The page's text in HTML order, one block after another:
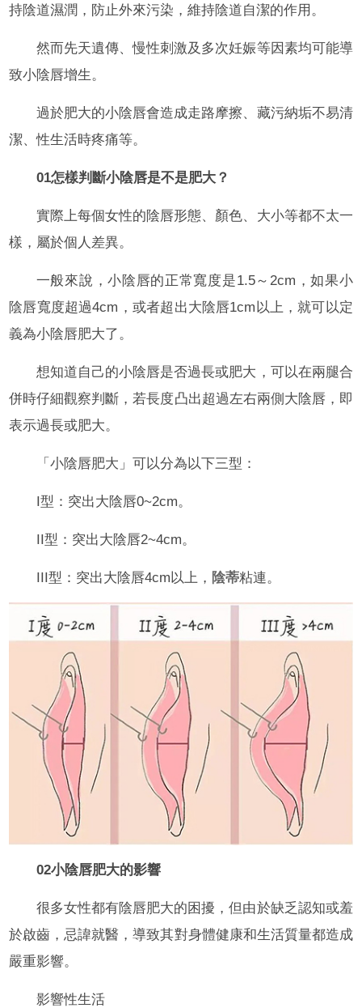
持陰道濕潤，防止外來污染，維持陰道自潔的作用。
然而先天遺傳、慢性刺激及多次妊娠等因素均可能導
致小陰唇增生。
過於肥大的小陰唇會造成走路摩擦、藏污納垢不易清
潔、性生活時疼痛等。
01怎樣判斷小陰唇是不是肥大？
實際上每個女性的陰唇形態、顏色、大小等都不太一
樣，屬於個人差異。
一般來說，小陰唇的正常寬度是1.5～2cm，如果小
陰唇寬度超過4cm，或者超出大陰唇1cm以上，就可以定
義為小陰唇肥大了。
想知道自己的小陰唇是否過長或肥大，可以在兩腿合
併時仔細觀察判斷，若長度凸出超過左右兩側大陰唇，即
表示過長或肥大。
「小陰唇肥大」可以分為以下三型：
I型：突出大陰唇0~2cm。
II型：突出大陰唇2~4cm。
III型：突出大陰唇4cm以上， 陰蒂粘連。
02小陰唇肥大的影響
很多女性都有陰唇肥大的困擾，但由於缺乏認知或羞
於啟齒，忌諱就醫，導致其對身體健康和生活質量都造成
嚴重影響。
影響性生活